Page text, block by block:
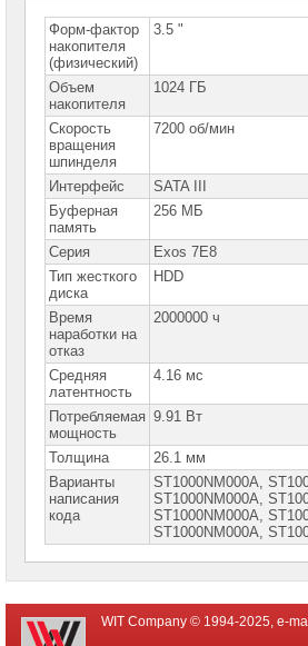
Name
Пассивное
сетевое
оборудование
Активное
сетевое
оборудование
СХД
системы
хранения
данных
Компоненты
компьютеров
Компоненты
серверов
Серверные
платформы
Серверные
материнские
платы
процессоры
Форм-фактор
накопителя
(физический)
3.5 "
Объем
накопителя
1024 ГБ
Скорость
вращения
шпинделя
7200 об/мин
Интерфейс
SATA III
Буферная
память
256 МБ
Серия
Exos 7E8
Тип жесткого
диска
HDD
Время
наработки на
отказ
2000000 ч
Средняя
латентность
4.16 мс
Потребляемая
мощность
9.91 Вт
Толщина
26.1 мм
Варианты
написания
кода
ST1000NM000A,
ST1000NM000А,
ST1000NМ000А,
SТ1000NМ000А,
WIT Company © 1994-2025, e-